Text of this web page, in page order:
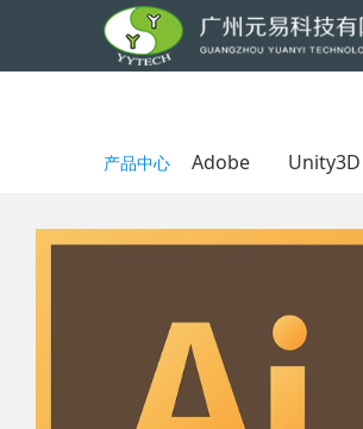
产品中心 Adobe Unity3D